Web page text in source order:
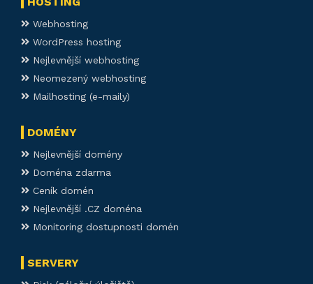
Webhosting
WordPress hosting
Nejlevnější webhosting
Neomezený webhosting
Mailhosting (e-maily)
DOMÉNY
Nejlevnější domény
Doména zdarma
Ceník domén
Nejlevnější .CZ doména
Monitoring dostupnosti domén
SERVERY